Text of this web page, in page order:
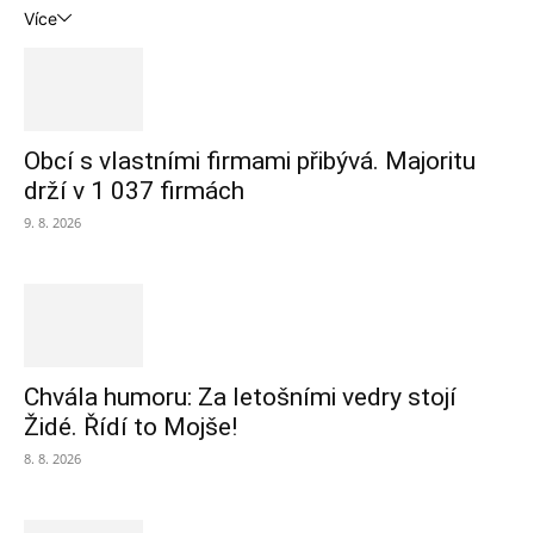
Více
Obcí s vlastními firmami přibývá. Majoritu
drží v 1 037 firmách
9. 8. 2026
Chvála humoru: Za letošními vedry stojí
Židé. Řídí to Mojše!
8. 8. 2026